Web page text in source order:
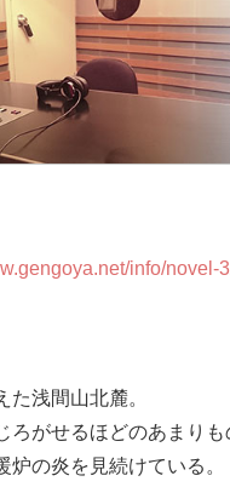
info/novel-
た浅間山北麓。
ろがせるほどのあまり
炉の炎を見続けている。